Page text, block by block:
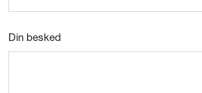
Din besked